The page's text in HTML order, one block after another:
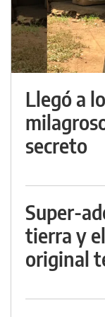
Llegó a
secreto
Super-
tierra y
original